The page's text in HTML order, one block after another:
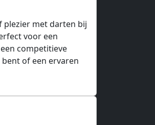
plezier met darten bij
voor een
competitieve
of een ervaren